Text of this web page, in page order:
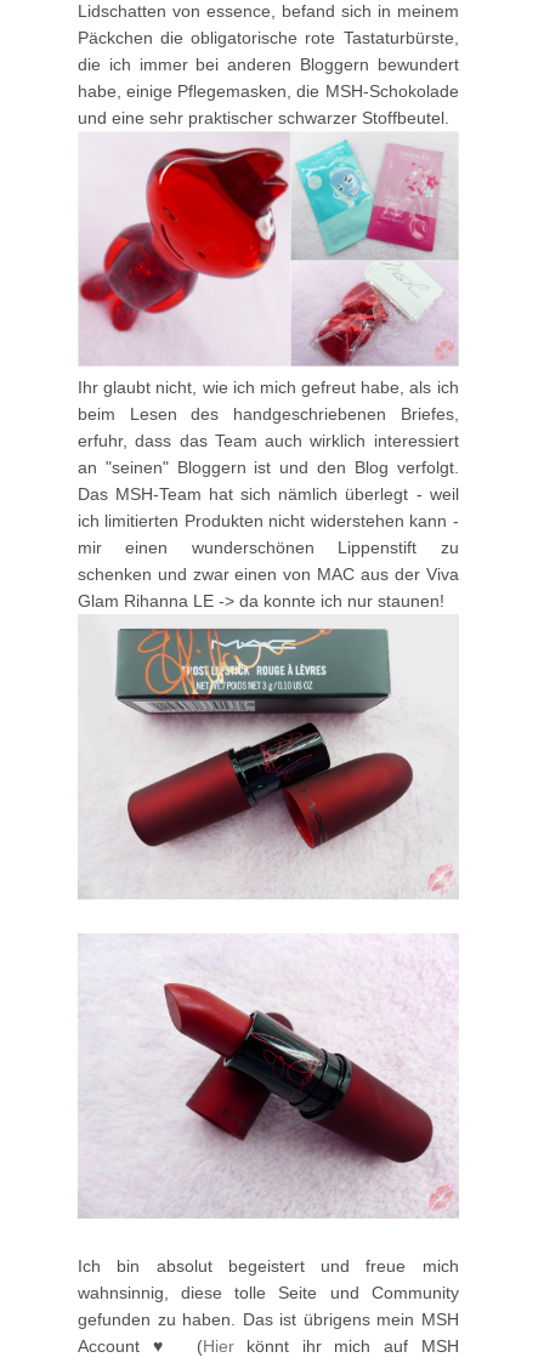
Lidschatten von essence, befand sich in meinem
Päckchen die obligatorische rote Tastaturbürste,
die ich immer bei anderen Bloggern bewundert
habe, einige Pflegemasken, die MSH-Schokolade
und eine sehr praktischer schwarzer Stoffbeutel.
Ihr glaubt nicht, wie ich mich gefreut habe, als ich
beim Lesen des handgeschriebenen Briefes,
erfuhr, dass das Team auch wirklich interessiert
an "seinen" Bloggern ist und den Blog verfolgt.
Das MSH-Team hat sich nämlich überlegt - weil
ich limitierten Produkten nicht widerstehen kann -
mir einen wunderschönen Lippenstift zu
schenken und zwar einen von MAC aus der Viva
Glam Rihanna LE -> da konnte ich nur staunen!
Ich bin absolut begeistert und freue mich
wahnsinnig, diese tolle Seite und Community
gefunden zu haben. Das ist übrigens mein MSH
Account ♥ (Hierkönnt ihr mich auf MSH